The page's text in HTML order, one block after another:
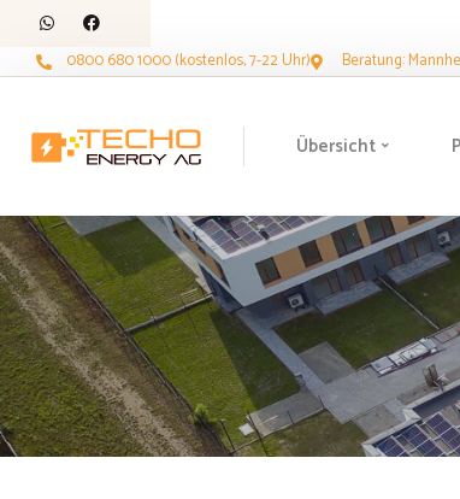
0800 680 1000 (kostenlos, 7-22 Uhr) Beratung:
Übersicht